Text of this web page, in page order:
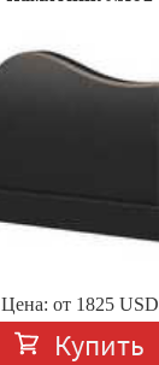
Цена: от 1825USD
Купить